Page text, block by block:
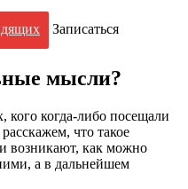
Записаться
мысли?
кого когда-либо посещали
что такое
возникают, как можно
а в дальнейшем